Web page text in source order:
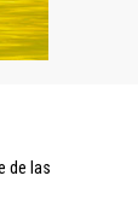
de las